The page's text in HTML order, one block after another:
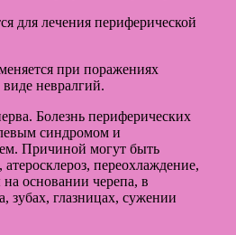
для лечения периферической
при поражениях
невралгий.
Болезнь периферических
синдромом и
Причиной могут быть
переохлаждение,
основании черепа, в
зубах, глазницах, сужении